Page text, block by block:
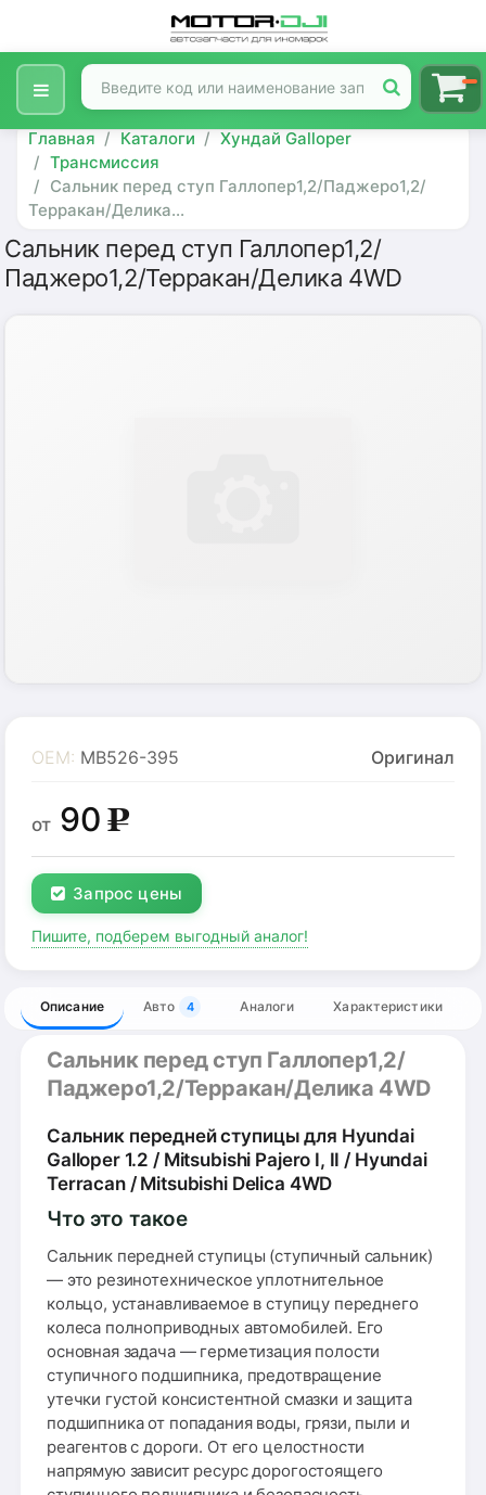
Главная Каталоги
Хундай Galloper
Трансмиссия
Сальник перед ступ Галлопер1,2/Паджеро1,2/
Терракан/Делика...
Сальник перед ступ Галлопер1,2/
Паджеро1,2/Терракан/Делика 4WD
OEM: MB526-395 Оригинал
от 90g
Запрос цены
Пишите, подберем выгодный аналог!
Описание Авто 4 Аналоги Характеристики
Сальник перед ступ Галлопер1,2/
Паджеро1,2/Терракан/Делика 4WD
Сальник передней ступицы для Hyundai
Galloper 1.2 / Mitsubishi Pajero I, II / Hyundai
Terracan / Mitsubishi Delica 4WD
Что это такое
Сальник передней ступицы (ступичный сальник)
— это резинотехническое уплотнительное
кольцо, устанавливаемое в ступицу переднего
колеса полноприводных автомобилей. Его
основная задача — герметизация полости
ступичного подшипника, предотвращение
утечки густой консистентной смазки и защита
подшипника от попадания воды, грязи, пыли и
реагентов с дороги. От его целостности
напрямую зависит ресурс дорогостоящего